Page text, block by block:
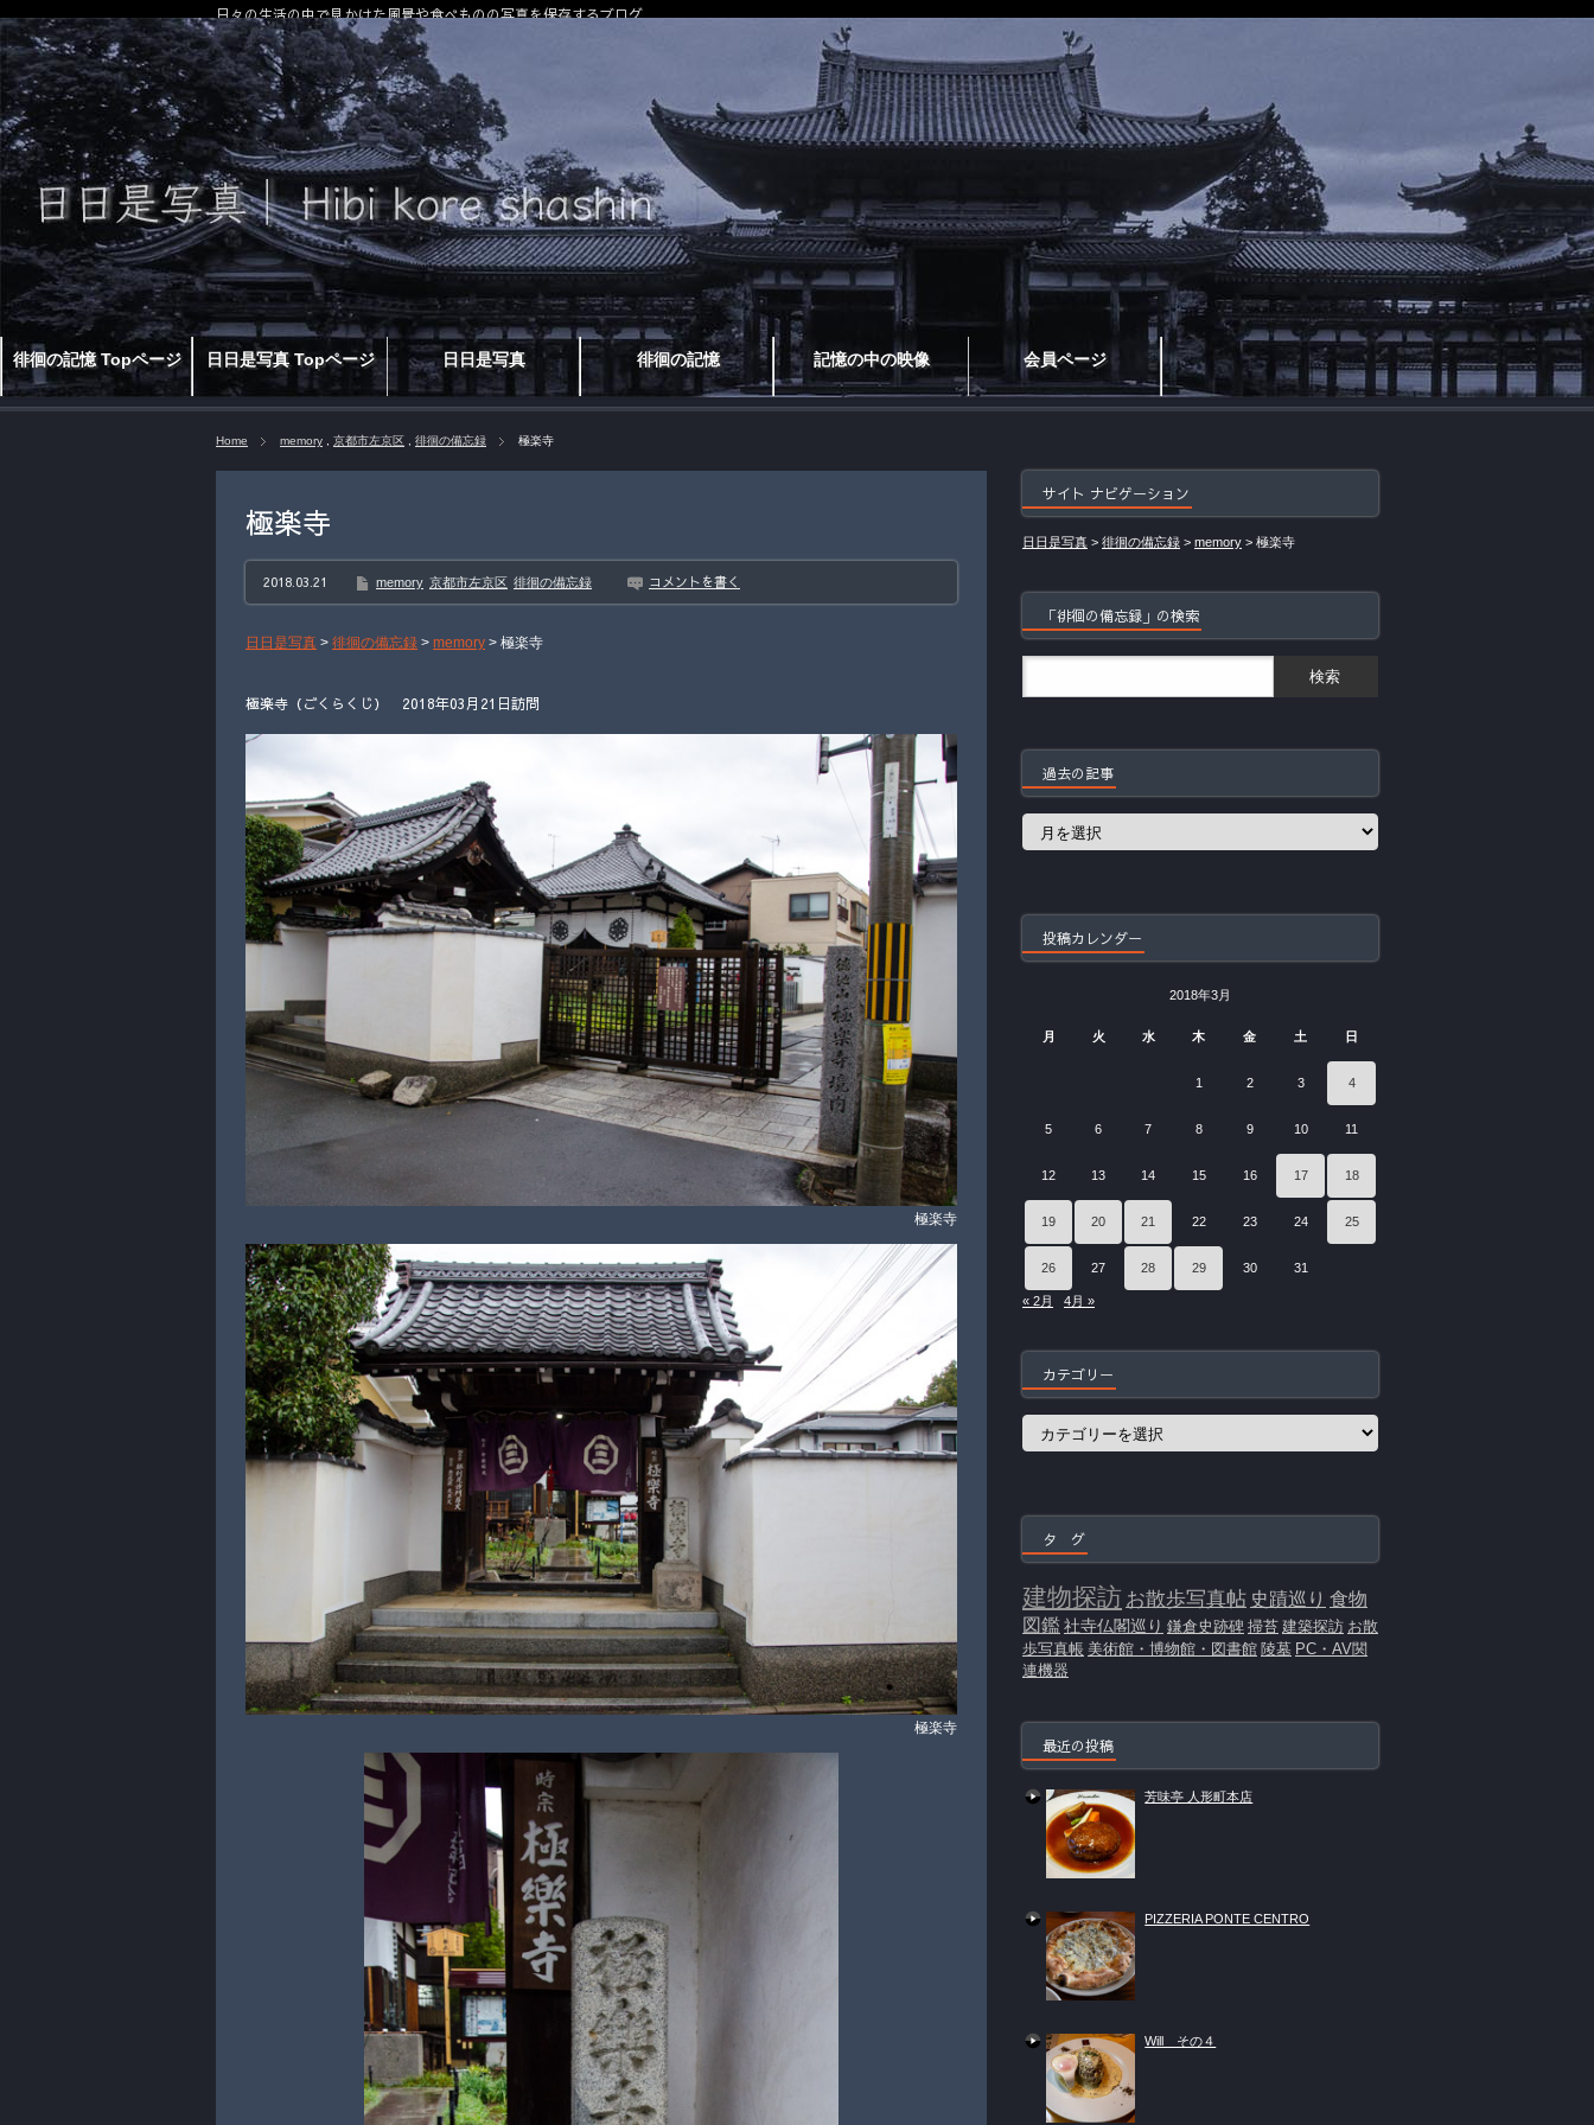
徘徊の記憶 Topページ 日日是写真 Topページ 日日是写真 徘徊の記憶 記憶の中の映像 会員ページ
日々の生活の中で見かけた風景や食べものの写真を保存するブログ
Home memory 京都市左京区 徘徊の備忘録 極楽寺
極楽寺
2018.03.21 memory 京都市左京区 徘徊の備忘録 コメントを書く
日日是写真 > 徘徊の備忘録 > memory > 極楽寺
極楽寺（ごくらくじ） 2018年03月21日訪問
極楽寺
極楽寺
サイト ナビゲーション
日日是写真 > 徘徊の備忘録 > memory > 極楽寺
「徘徊の備忘録」の検索
過去の記事
過
投稿カレンダー
2018年3月
月 火 水 木 金 土 日
1 2 3 4
5 6 7 8 9 10 11
12 13 14 15 16 17 18
19 20 21 22 23 24 25
26 27 28 29 30 31
« 2月 4月 »
カテゴリー
カ
タ グ
建物探訪 お散歩写真帖 史蹟巡り 食物
図鑑社寺仏閣巡り 鎌倉史跡碑 掃苔 建築探訪 お散
歩写真帳 美術館・博物館・図書館 陵墓 PC・AV関
連機器
最近の投稿
芳味亭 人形町本店
PIZZERIA PONTE CENTRO
Will その４